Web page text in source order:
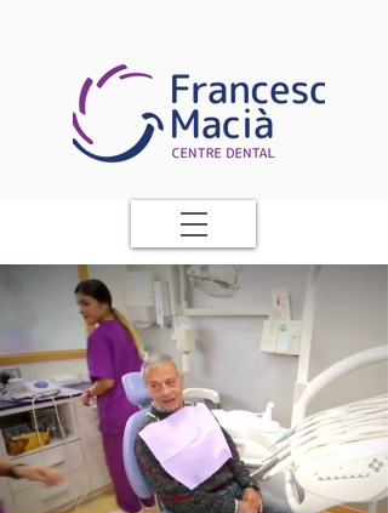
Centre Dental Francesc Macià
Cuidamos de tu sonrisa